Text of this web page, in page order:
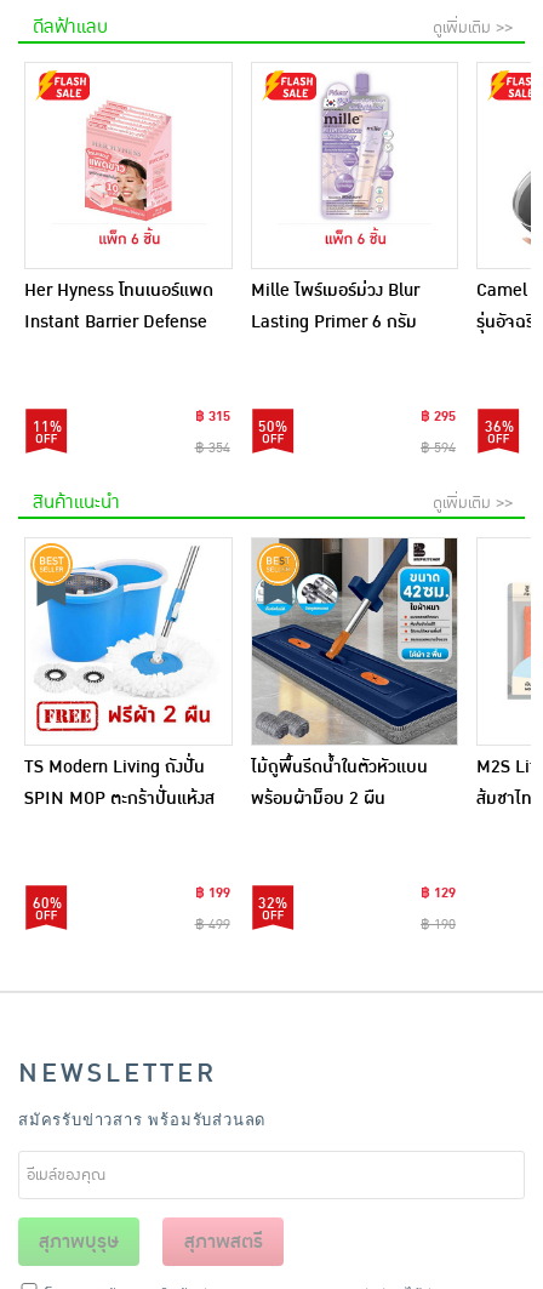
ดีลฟ้าแลบ ดูเพิ่มเติม >>
Her Hyness โทนเนอร์แพด
Instant Barrier Defense
11%
฿ 315
฿ 354
Mille ไพร์เมอร์ม่วง Blur
Lasting Primer 6 กรัม
50%
฿ 295
฿ 594
Camel
รุ่นอัจฉริ
36%
สินค้าแนะนำ ดูเพิ่มเติม >>
TS Modern Living ถังปั่น
SPIN MOP ตะกร้าปั่นแห้งส
60%
฿ 199
฿ 499
ไม้ถูพื้นรีดน้ำในตัวหัวแบน
พร้อมผ้าม็อบ 2 ผืน
32%
฿ 129
฿ 190
M2S
ส้มชาไท
NEWSLETTER
สมัครรับข่าวสาร พร้อมรับส่วนลด
สุภาพบุรุษ สุภาพสตรี